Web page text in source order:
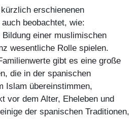
erschienenen
beobachtet, wie:
einer muslimischen
wesentliche Rolle spielen.
gibt es eine große
die in der spanischen
Islam übereinstimmen,
vor dem Alter, Eheleben und
der spanischen Traditionen,